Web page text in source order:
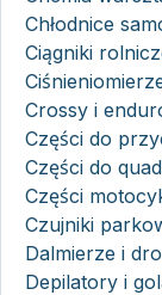
Chłodnice
Ciągniki
Crossy i
Części do
Części do
Części
Czujniki
Dalmierze i
Depilatory i